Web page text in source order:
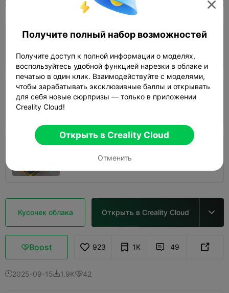
K2 Plus K2 Pro
0.2mm layer, 2 walls, 15% infill
08h 29m

0.2mm layer, 2 walls, 15% infill
Кусочек облака Открыть в Creality Cloud 
Boost 923 1K  49 
2025-09-151.9K42

Получите полный набор возможностей
Получите доступ к полной информации о моделях,
воспользуйтесь удобной функцией нарезки в облаке и
печатью в один клик. Взаимодействуйте с моделями,
чтобы зарабатывать эксклюзивные баллы и открывать
для себя новые сюрпризы — только в приложении
Creality Cloud!
Открыть в Creality Cloud
Отменить